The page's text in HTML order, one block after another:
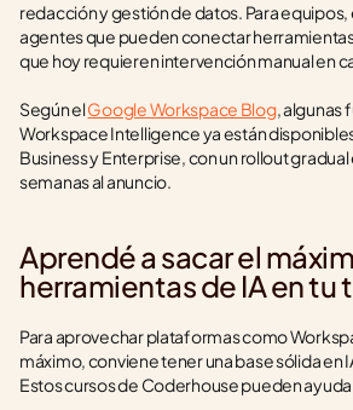
redacción y gestión de datos. Para equipos,
agentes que pueden conectar
que hoy requieren intervención manual en
Según el Google Workspace Blog, algunas
Workspace Intelligence ya están
Business y Enterprise, con un rollout
semanas al anuncio.
Aprendé a sacar el
herramientas de IA en tu
Para aprovechar plataformas como
máximo, conviene tener una base sólida en
Estos cursos de Coderhouse pueden